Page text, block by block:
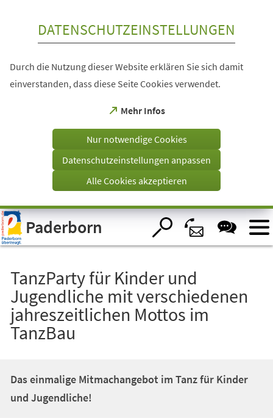
Visuelle
Assistenzsoftware
öffnen.
DATENSCHUTZEINSTELLUNGEN
Durch die Nutzung dieser Website erklären Sie sich damit
einverstanden, dass diese Seite Cookies verwendet.
Mehr Infos
(Öffnet
einem
Tab)
Nur notwendige Cookies
Datenschutzeinstellungen anpassen
Alle Cookies akzeptieren
Paderborn
TanzParty für Kinder und
Jugendliche mit verschiedenen
jahreszeitlichen Mottos im
TanzBau
Das einmalige Mitmachangebot im Tanz für Kinder
und Jugendliche!